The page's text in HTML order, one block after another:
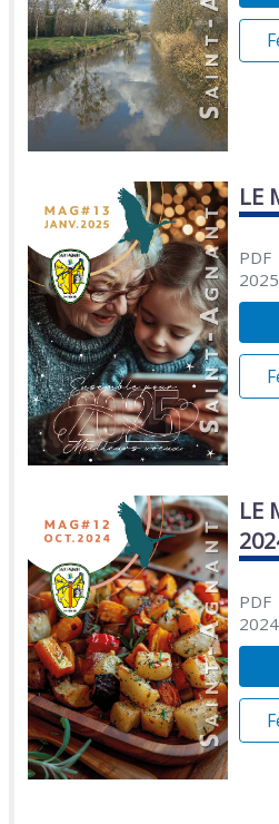
LE
PDF
2025
LE
PDF
2024